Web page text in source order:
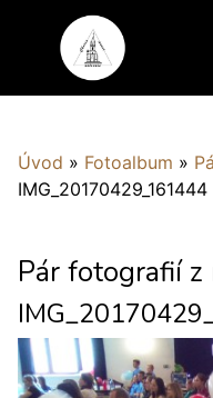
Úvod » Fotoalbum »
IMG_20170429_161444
Pár fotografií